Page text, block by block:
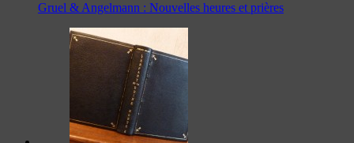
Gruel & Angelmann : Nouvelles heures et prières